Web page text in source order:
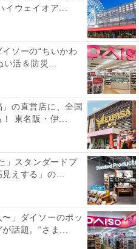
イウェイオア...
イソーの“ちいかわ
活＆防災...
」の直営店に、全国
東名阪・伊...
」スタンダードプ
えする」の...
〜」ダイソーのポッ
話題。“さま...